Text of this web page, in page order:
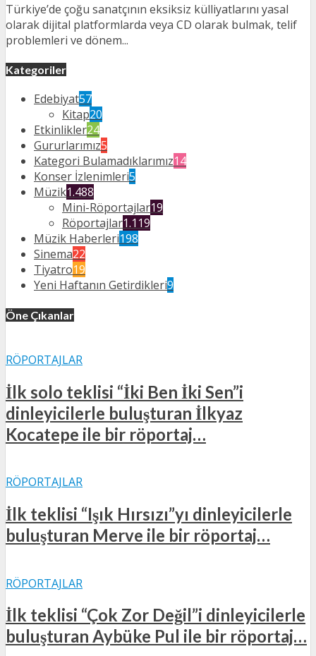
Türkiye’de çoğu sanatçının eksiksiz külliyatlarını yasal
olarak dijital platformlarda veya CD olarak bulmak, telif
problemleri ve dönem...
Kategoriler
Edebiyat57
Kitap20
Etkinlikler24
Gururlarımız5
Kategori Bulamadıklarımız14
Konser İzlenimleri5
Müzik1.488
Mini-Röportajlar19
Röportajlar1.119
Müzik Haberleri198
Sinema22
Tiyatro19
Yeni Haftanın Getirdikleri9
Öne Çıkanlar
RÖPORTAJLAR
İlk solo teklisi “İki Ben İki Sen”i
dinleyicilerle buluşturan İlkyaz
Kocatepe ile bir röportaj…
RÖPORTAJLAR
İlk teklisi “Işık Hırsızı”yı dinleyicilerle
buluşturan Merve ile bir röportaj…
RÖPORTAJLAR
İlk teklisi “Çok Zor Değil”i dinleyicilerle
buluşturan Aybüke Pul ile bir röportaj…